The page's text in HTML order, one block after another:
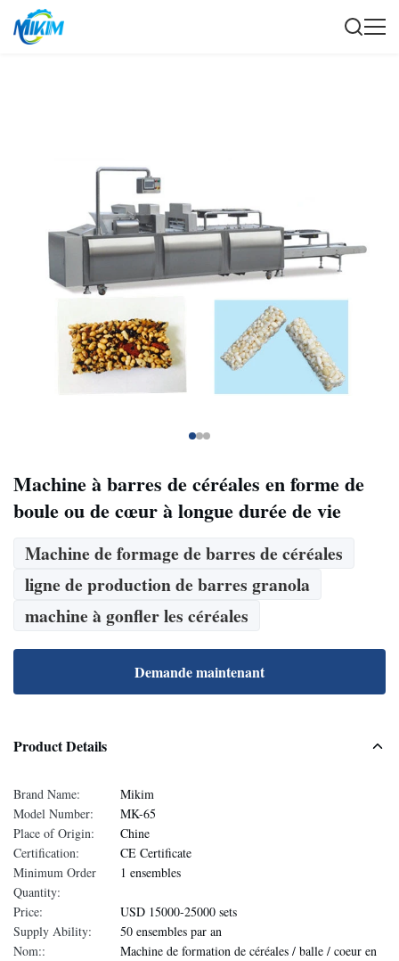
Machine à barres de céréales en forme de
boule ou de cœur à longue durée de vie
Machine de formage de barres de céréales
ligne de production de barres granola
machine à gonfler les céréales
Demande maintenant
Product Details
Brand Name:
Mikim
Model Number:
MK-65
Place of Origin:
Chine
Certification:
CE Certificate
Minimum Order
Quantity:
1 ensembles
Price:
USD 15000-25000 sets
Supply Ability:
50 ensembles par an
Nom::
Machine de formation de céréales / balle / coeur en